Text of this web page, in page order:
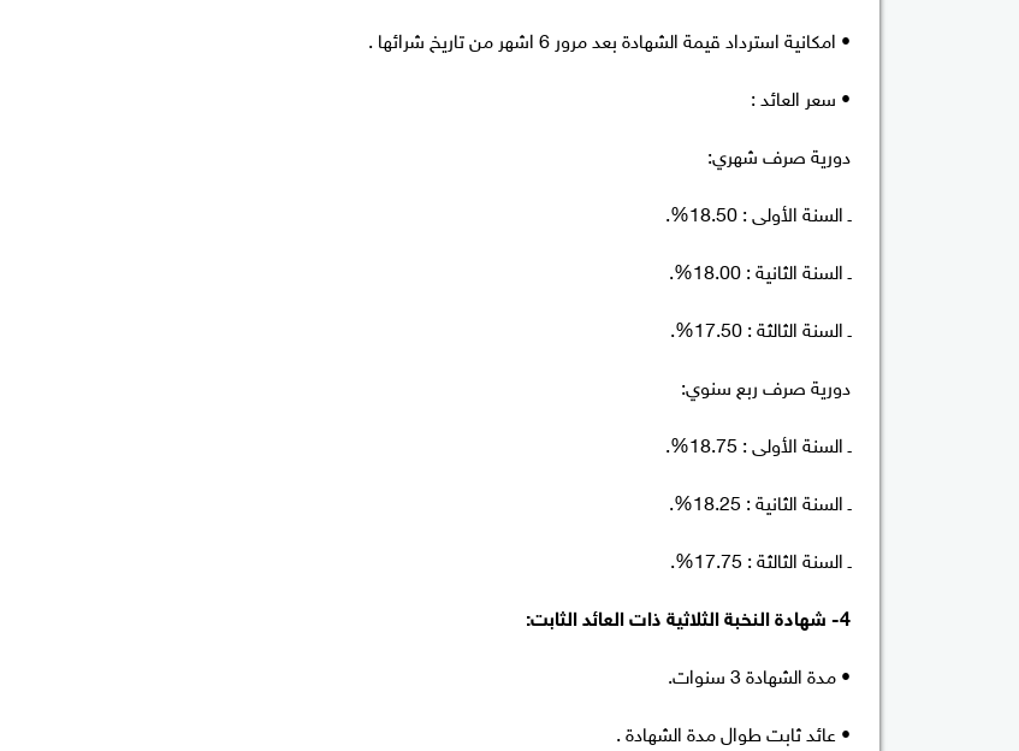
• امكانية استرداد قيمة الشهادة بعد مرور 6 اشهر من تاريخ شرائها .
• سعر العائد :
دورية صرف شهري:
ـ السنة الأولى : 18.50%.
ـ السنة الثانية : 18.00%.
ـ السنة الثالثة : 17.50%.
دورية صرف ربع سنوي:
ـ السنة الأولى : 18.75%.
ـ السنة الثانية : 18.25%.
ـ السنة الثالثة : 17.75%.
4- شهادة النخبة الثلاثية ذات العائد الثابت:
• مدة الشهادة 3 سنوات.
• عائد ثابت طوال مدة الشهادة .